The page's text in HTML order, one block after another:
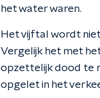
het water waren.
Het vijftal wordt
Vergelijk het met
opzettelijk dood te
opgelet in het